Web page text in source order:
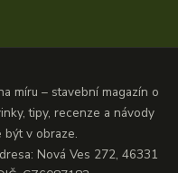
míru – stavební magazín o
tipy, recenze a návody
být v obraze.
Nová Ves 272, 46331